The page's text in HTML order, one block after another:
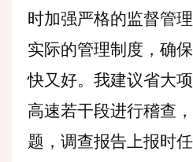
时加强严格的监督管
实际的管理制度，确
快又好。我建议省大
高速若干段进行稽查
题，调查报告上报时